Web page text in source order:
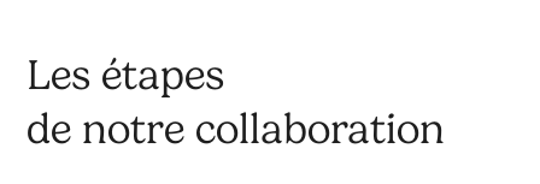
Les étapes
de notre collaboration